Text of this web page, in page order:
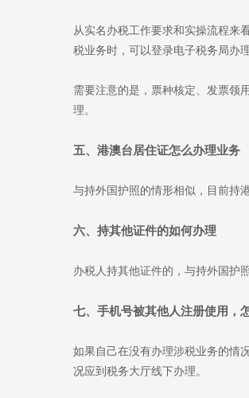
从实名办税工作要求和实操流程来
税业务时，可以登录电子税务局办
需要注意的是，票种核定、发票领
理。
五、港澳台居住证怎么办理业务
与持外国护照的情形相似，目前持
六、持其他证件的如何办理
办税人持其他证件的，与持外国护
七、手机号被其他人注册使用，
如果自己在没有办理涉税业务的情
况应到税务大厅线下办理。